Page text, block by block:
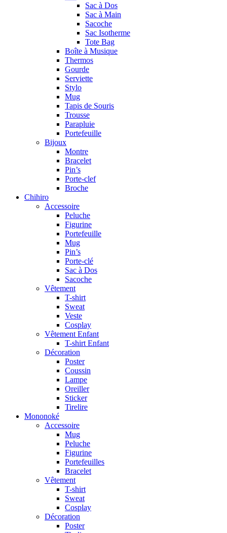
Sac à Dos
Sac à Main
Sacoche
Sac Isotherme
Tote Bag
Boîte à Musique
Thermos
Gourde
Serviette
Stylo
Mug
Tapis de Souris
Trousse
Parapluie
Portefeuille
Bijoux
Montre
Bracelet
Pin’s
Porte-clef
Broche
Chihiro
Accessoire
Peluche
Figurine
Portefeuille
Mug
Pin’s
Porte-clé
Sac à Dos
Sacoche
Vêtement
T-shirt
Sweat
Veste
Cosplay
Vêtement Enfant
T-shirt Enfant
Décoration
Poster
Coussin
Lampe
Oreiller
Sticker
Tirelire
Mononoké
Accessoire
Mug
Peluche
Figurine
Portefeuilles
Bracelet
Vêtement
T-shirt
Sweat
Cosplay
Décoration
Poster